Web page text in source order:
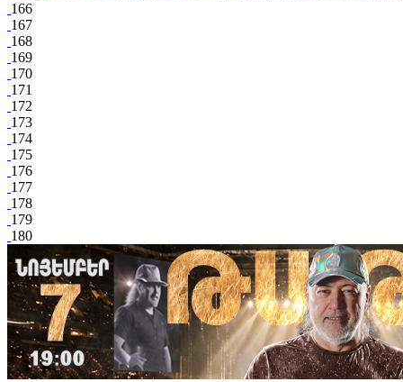
166
167
168
169
170
171
172
173
174
175
176
177
178
179
180